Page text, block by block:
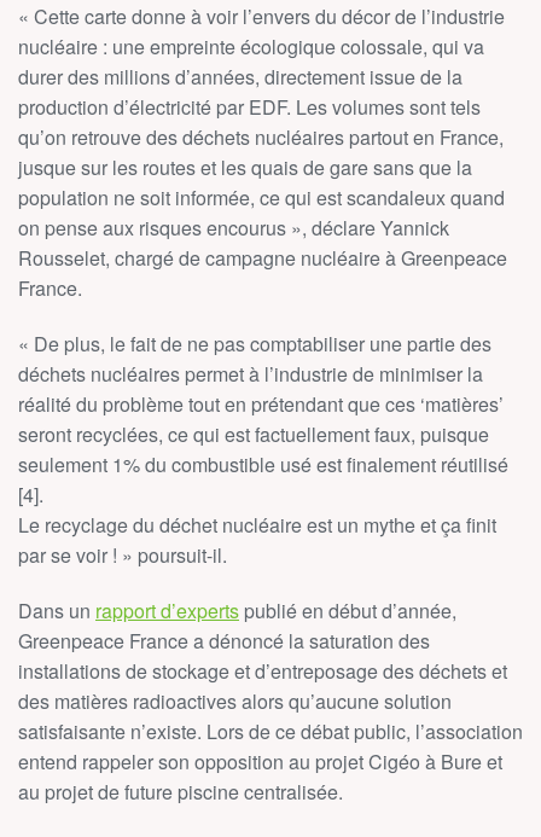
« Cette carte donne à voir l’envers du décor de l’industrie
nucléaire : une empreinte écologique colossale, qui va
durer des millions d’années, directement issue de la
production d’électricité par EDF. Les volumes sont tels
qu’on retrouve des déchets nucléaires partout en France,
jusque sur les routes et les quais de gare sans que la
population ne soit informée, ce qui est scandaleux quand
on pense aux risques encourus », déclare Yannick
Rousselet, chargé de campagne nucléaire à Greenpeace
France.
« De plus, le fait de ne pas comptabiliser une partie des
déchets nucléaires permet à l’industrie de minimiser la
réalité du problème tout en prétendant que ces ‘matières’
seront recyclées, ce qui est factuellement faux, puisque
seulement 1% du combustible usé est finalement réutilisé
[4].
Le recyclage du déchet nucléaire est un mythe et ça finit
par se voir ! » poursuit-il.
Dans un rapport d’experts publié en début d’année,
Greenpeace France a dénoncé la saturation des
installations de stockage et d’entreposage des déchets et
des matières radioactives alors qu’aucune solution
satisfaisante n’existe. Lors de ce débat public, l’association
entend rappeler son opposition au projet Cigéo à Bure et
au projet de future piscine centralisée.